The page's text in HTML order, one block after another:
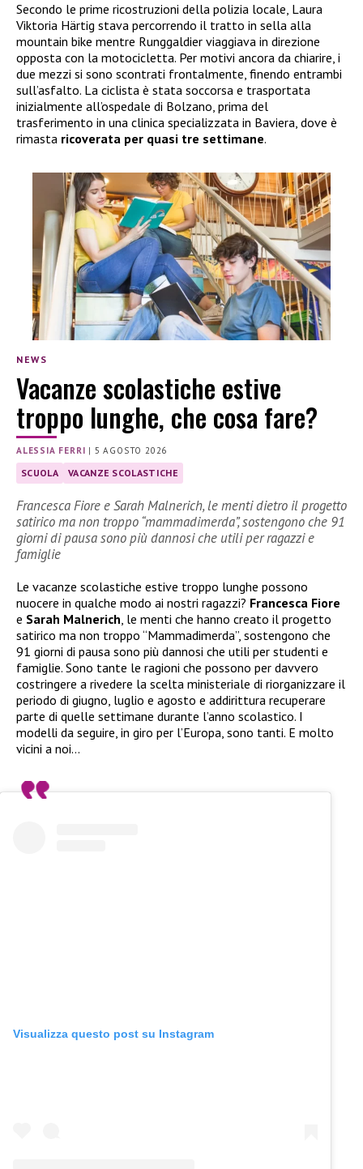
Secondo le prime ricostruzioni della polizia locale, Laura
Viktoria Härtig stava percorrendo il tratto in sella alla
mountain bike mentre Runggaldier viaggiava in direzione
opposta con la motocicletta. Per motivi ancora da chiarire, i
due mezzi si sono scontrati frontalmente, finendo entrambi
sull’asfalto. La ciclista è stata soccorsa e trasportata
inizialmente all’ospedale di Bolzano, prima del
trasferimento in una clinica specializzata in Baviera, dove è
rimasta ricoverata per quasi tre settimane.
NEWS
Vacanze scolastiche estive
troppo lunghe, che cosa fare?
ALESSIA FERRI | 5 AGOSTO 2026
SCUOLA VACANZE SCOLASTICHE
Francesca Fiore e Sarah Malnerich, le menti dietro il progetto
satirico ma non troppo “mammadimerda”, sostengono che 91
giorni di pausa sono più dannosi che utili per ragazzi e
famiglie
Le vacanze scolastiche estive troppo lunghe possono
nuocere in qualche modo ai nostri ragazzi? Francesca Fiore
e Sarah Malnerich, le menti che hanno creato il progetto
satirico ma non troppo “Mammadimerda”, sostengono che
91 giorni di pausa sono più dannosi che utili per studenti e
famiglie. Sono tante le ragioni che possono per davvero
costringere a rivedere la scelta ministeriale di riorganizzare il
periodo di giugno, luglio e agosto e addirittura recuperare
parte di quelle settimane durante l’anno scolastico. I
modelli da seguire, in giro per l’Europa, sono tanti. E molto
vicini a noi…
Visualizza questo post su Instagram